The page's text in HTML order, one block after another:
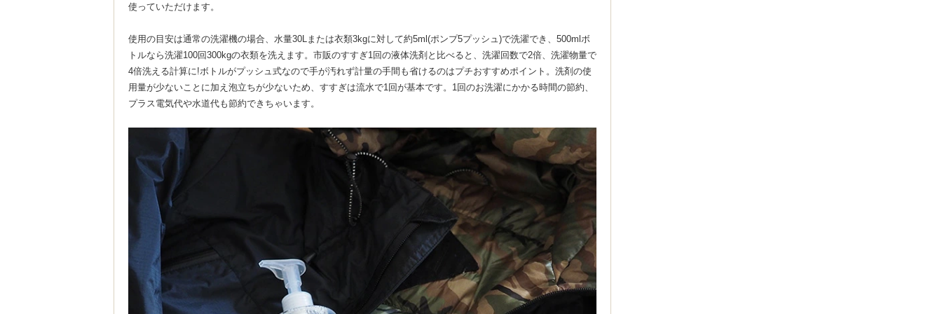
使っていただけます。
使用の目安は通常の洗濯機の場合、水量30Lまたは衣類3kgに対して約5ml(ポンプ5プッシュ)で洗濯でき、500mlボ
トルなら洗濯100回300kgの衣類を洗えます。市販のすすぎ1回の液体洗剤と比べると、洗濯回数で2倍、洗濯物量で
4倍洗える計算に!ボトルがプッシュ式なので手が汚れず計量の手間も省けるのはプチおすすめポイント。洗剤の使
用量が少ないことに加え泡立ちが少ないため、すすぎは流水で1回が基本です。1回のお洗濯にかかる時間の節約、
プラス電気代や水道代も節約できちゃいます。